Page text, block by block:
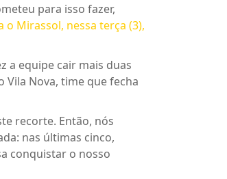
para isso fazer,
Mirassol, nessa terça (3),
a equipe cair mais duas
Vila Nova, time que fecha
recorte. Então, nós
nas últimas cinco,
conquistar o nosso